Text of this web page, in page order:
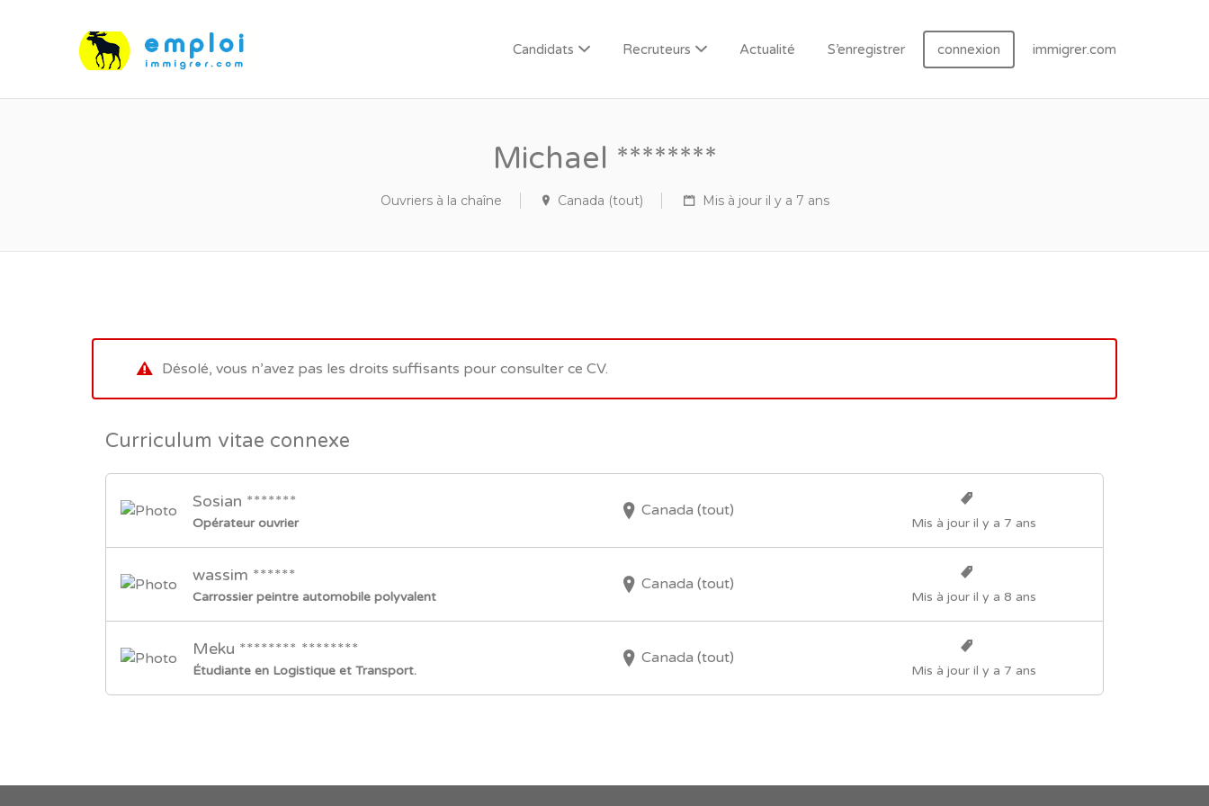
Candidats Recruteurs Actualité S’enregistrer connexion immigrer.com
Michael ********
Ouvriers à la chaîne Canada (tout) Mis à jour il y a 7 ans
Désolé, vous n’avez pas les droits suffisants pour consulter ce CV.
Curriculum vitae connexe
Sosian *******
Opérateur ouvrier
Canada (tout)
Mis à jour il y a 7 ans
wassim ******
Carrossier peintre automobile polyvalent
Canada (tout)
Mis à jour il y a 8 ans
Meku ******** ********
Étudiante en Logistique et Transport.
Canada (tout)
Mis à jour il y a 7 ans